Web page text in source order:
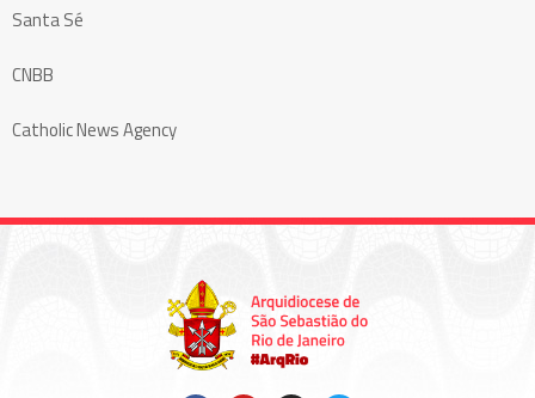
Santa Sé
CNBB
Catholic News Agency